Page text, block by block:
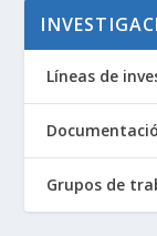
Líneas de
Grupos de